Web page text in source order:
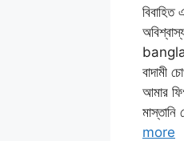
বাদামী
আমার
more